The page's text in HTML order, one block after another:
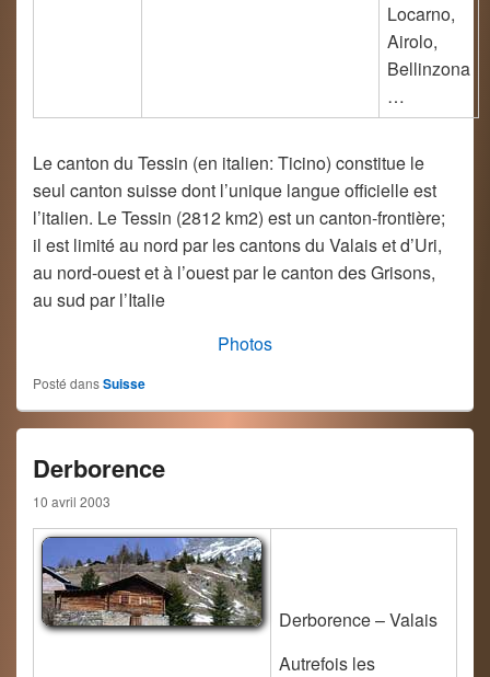
Locarno,
Airolo,
Bellinzona
…
Le canton du Tessin (en italien: Ticino) constitue le
seul canton suisse dont l’unique langue officielle est
l’italien. Le Tessin (2812 km2) est un canton-frontière;
il est limité au nord par les cantons du Valais et d’Uri,
au nord-ouest et à l’ouest par le canton des Grisons,
au sud par l’Italie
Photos
Posté dansSuisse
Derborence
10 avril 2003
Derborence – Valais
Autrefois les